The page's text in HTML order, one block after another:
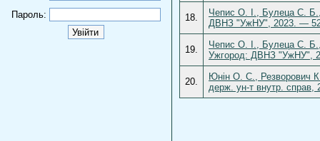
Пароль:
18.
Чепис О. І., Булеца С. Б.,
ДВНЗ "УжНУ", 2023. —
19.
Чепис О. І., Булеца С. Б.,
Ужгород: ДВНЗ "УжНУ",
20.
Юнін О. C., Резворович
держ. ун-т внутр.